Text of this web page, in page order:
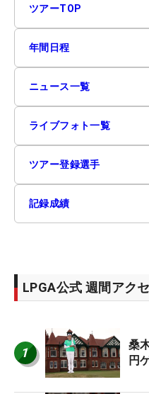
ツアーTOP
年間日程
ニュース一覧
ライブフォト一覧
ツアー登録選手
記録成績
LPGA公式 週間アク
1
桑
円